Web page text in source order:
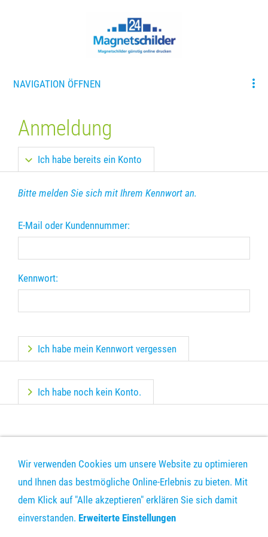
NAVIGATION ÖFFNEN
Anmeldung
Ich habe bereits ein Konto
Bitte melden Sie sich mit Ihrem Kennwort an.
E-Mail oder Kundennummer:
Kennwort:
Ich habe mein Kennwort vergessen
Ich habe noch kein Konto.
DRUCKDATEN-UPLOAD KONTAKT
DATENSCHUTZ
IMPRESSUM
Wir verwenden Cookies um unsere Website zu optimieren
und Ihnen das bestmögliche Online-Erlebnis zu bieten. Mit
dem Klick auf "Alle akzeptieren" erklären Sie sich damit
einverstanden. Erweiterte Einstellungen